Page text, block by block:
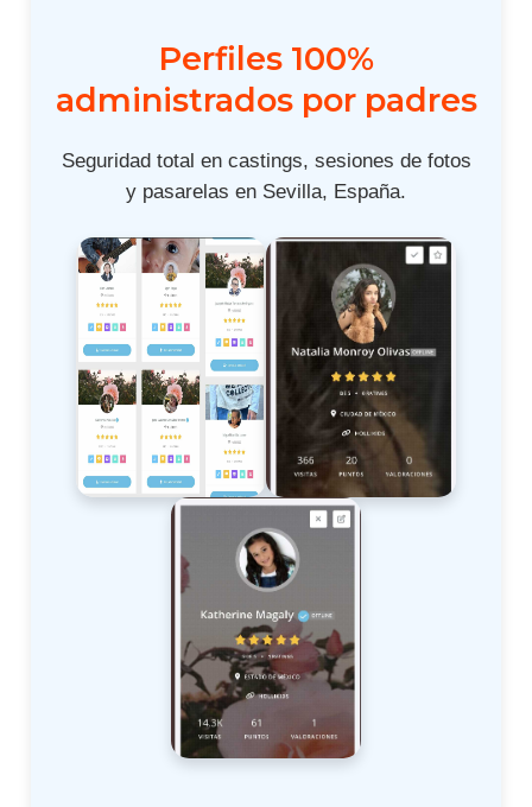
Perfiles 100%
administrados por padres
Seguridad total en castings, sesiones de fotos
y pasarelas en Sevilla, España.